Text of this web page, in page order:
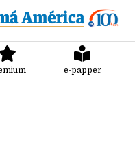
e-papper